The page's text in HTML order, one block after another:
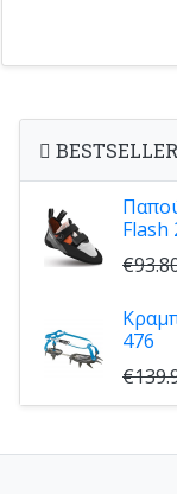
Flash
476